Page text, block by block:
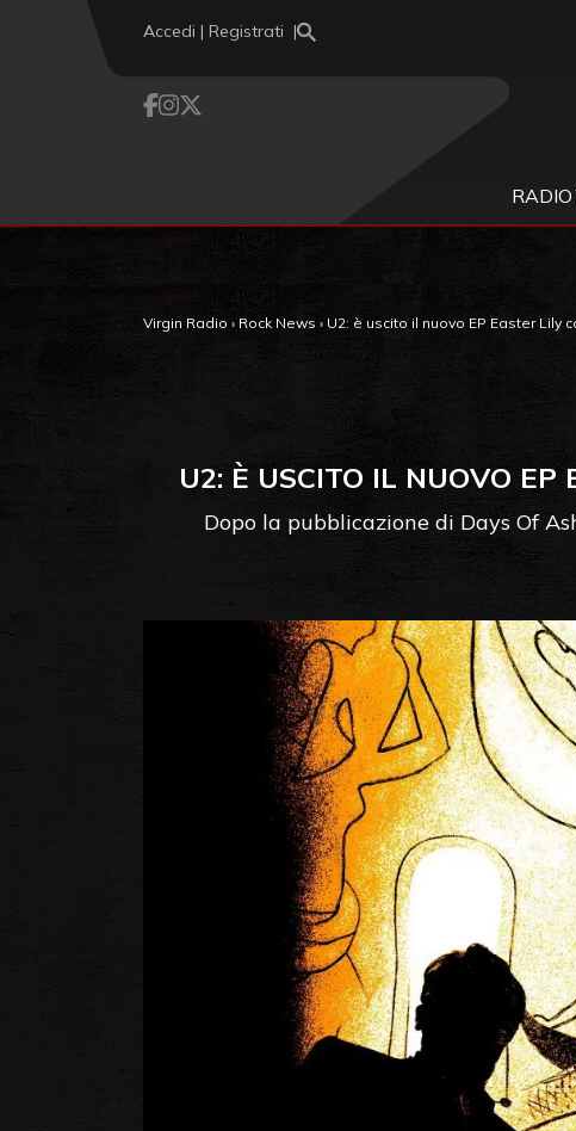
Accedi | Registrati
RADIO
Virgin Radio › Rock News › U2: è uscito il nuovo EP Easter
U2: È USCITO IL NUOVO EP
Dopo la pubblicazione di Days Of